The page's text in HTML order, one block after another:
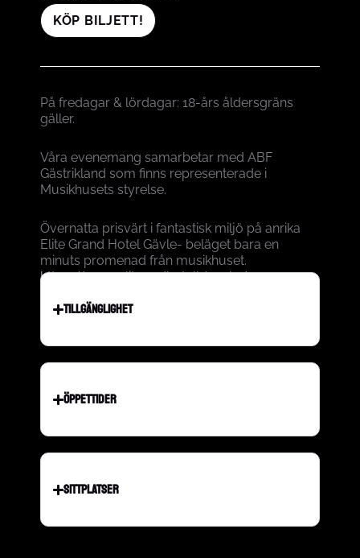
KÖP BILJETT!
På fredagar & lördagar: 18-års åldersgräns
gäller.
Våra evenemang samarbetar med ABF
Gästrikland som finns representerade i
Musikhusets styrelse.
Övernatta prisvärt i fantastisk miljö på anrika
Elite Grand Hotel Gävle- beläget bara en
minuts promenad från musikhuset.
https://www.elite.se/hotell/gavle/
TILLGÄNGLIGHET
ÖPPETTIDER
SITTPLATSER